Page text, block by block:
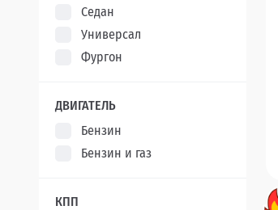
Седан
Универсал
Фургон
ДВИГАТЕЛЬ
Бензин
Бензин и газ
КПП